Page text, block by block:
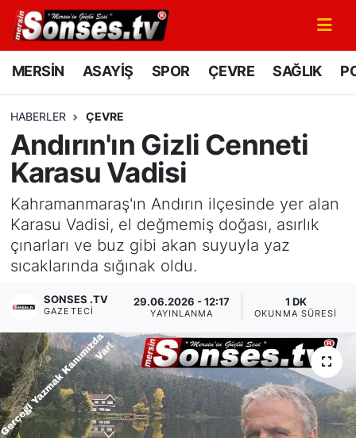
MERSİN ASAYİŞ SPOR ÇEVRE SAĞLIK
HABERLER ÇEVRE
Andırın'ın Gizli Cenneti
Karasu Vadisi
Kahramanmaraş'ın Andırın ilçesinde yer alan
Karasu Vadisi, el değmemiş doğası, asırlık
çınarları ve buz gibi akan suyuyla yaz
sıcaklarında sığınak oldu.
SONSES .TV
GAZETECI
29.06.2026 - 12:17
YAYINLANMA
1 DK
OKUNMA SÜRESI
MERSİN
SPOR
GÜNÜN MANŞETİ
DÜNYA
KÜLTÜR - SANAT
MAGAZİN
SAĞLIK
Siyaset
YEREL HABER
Mersin Nöbetçi Eczaneler
Mersin Namaz Vakitleri
Mersin Trafik Yoğunluk Haritası
Süper Lig Puan Durumu ve Fikstür
Tüm Manşetler
Son Dakika Haberleri
Haber Arşivi